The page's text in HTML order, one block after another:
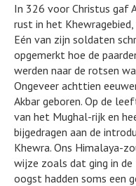
In 326 voor Christus gaf
rust in het
Eén van zijn soldaten
opgemerkt hoe de
werden naar de rotsen
Ongeveer achttien
Akbar geboren. Op de
van het Mughal-rijk en
bijgedragen aan de
Khewra. Ons Himalaya-
wijze zoals dat ging in de
oogst hadden soms een